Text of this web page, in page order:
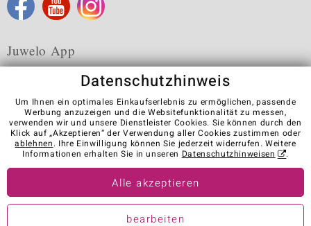
Juwelo App
Karriere AGB Datenschutz Cookies
Impressum
Kontakt
Vertrag widerrufen
Visit our stores in other countries:
© Juwelo Deutschland GmbH (ein Tochterunternehmen der elumeo
Datenschutzhinweis
Um Ihnen ein optimales Einkaufserlebnis zu ermöglichen, passende
Werbung anzuzeigen und die Websitefunktionalität zu messen,
verwenden wir und unsere Dienstleister Cookies. Sie können durch den
Klick auf „Akzeptieren“ der Verwendung aller Cookies zustimmen oder
ablehnen. Ihre Einwilligung können Sie jederzeit widerrufen. Weitere
Informationen erhalten Sie in unseren Datenschutzhinweisen .
Alle akzeptieren
bearbeiten